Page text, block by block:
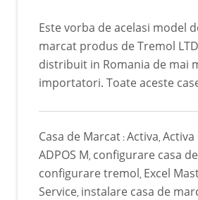
Este vorba de acelasi model
marcat produs de Tremol
distribuit in Romania de mai
importatori. Toate aceste
Casa de Marcat :Activa,Activa
ADPOS M, configurare casa
configurare tremol, Excel
Service, instalare casa de